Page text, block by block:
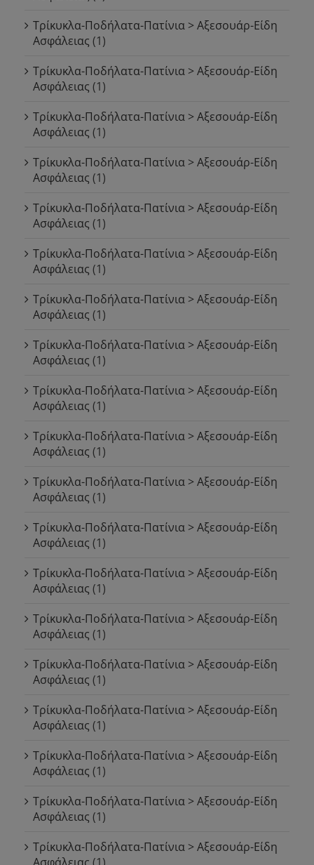
Τρίκυκλα-Ποδήλατα-Πατίνια > Αξεσουάρ-Είδη
Ασφάλειας (1)
Τρίκυκλα-Ποδήλατα-Πατίνια > Αξεσουάρ-Είδη
Ασφάλειας (1)
Τρίκυκλα-Ποδήλατα-Πατίνια > Αξεσουάρ-Είδη
Ασφάλειας (1)
Τρίκυκλα-Ποδήλατα-Πατίνια > Αξεσουάρ-Είδη
Ασφάλειας (1)
Τρίκυκλα-Ποδήλατα-Πατίνια > Αξεσουάρ-Είδη
Ασφάλειας (1)
Τρίκυκλα-Ποδήλατα-Πατίνια > Αξεσουάρ-Είδη
Ασφάλειας (1)
Τρίκυκλα-Ποδήλατα-Πατίνια > Αξεσουάρ-Είδη
Ασφάλειας (1)
Τρίκυκλα-Ποδήλατα-Πατίνια > Αξεσουάρ-Είδη
Ασφάλειας (1)
Τρίκυκλα-Ποδήλατα-Πατίνια > Αξεσουάρ-Είδη
Ασφάλειας (1)
Τρίκυκλα-Ποδήλατα-Πατίνια > Αξεσουάρ-Είδη
Ασφάλειας (1)
Τρίκυκλα-Ποδήλατα-Πατίνια > Αξεσουάρ-Είδη
Ασφάλειας (1)
Τρίκυκλα-Ποδήλατα-Πατίνια > Αξεσουάρ-Είδη
Ασφάλειας (1)
Τρίκυκλα-Ποδήλατα-Πατίνια > Αξεσουάρ-Είδη
Ασφάλειας (1)
Τρίκυκλα-Ποδήλατα-Πατίνια > Αξεσουάρ-Είδη
Ασφάλειας (1)
Τρίκυκλα-Ποδήλατα-Πατίνια > Αξεσουάρ-Είδη
Ασφάλειας (1)
Τρίκυκλα-Ποδήλατα-Πατίνια > Αξεσουάρ-Είδη
Ασφάλειας (1)
Τρίκυκλα-Ποδήλατα-Πατίνια > Αξεσουάρ-Είδη
Ασφάλειας (1)
Τρίκυκλα-Ποδήλατα-Πατίνια > Αξεσουάρ-Είδη
Ασφάλειας (1)
Τρίκυκλα-Ποδήλατα-Πατίνια > Αξεσουάρ-Είδη